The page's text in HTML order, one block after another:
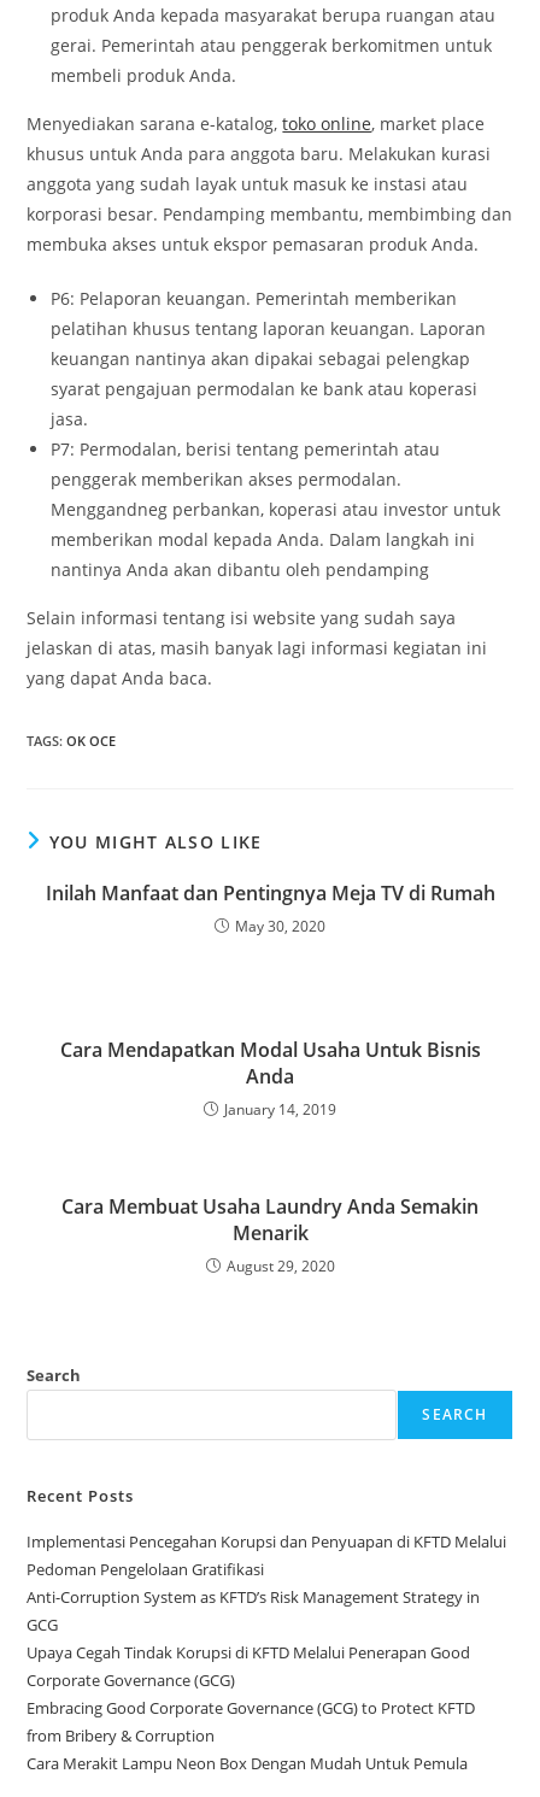
produk Anda kepada masyarakat berupa ruangan atau
gerai. Pemerintah atau penggerak berkomitmen untuk
membeli produk Anda.
Menyediakan sarana e-katalog,toko online, market place
khusus untuk Anda para anggota baru. Melakukan kurasi
anggota yang sudah layak untuk masuk ke instasi atau
korporasi besar. Pendamping membantu, membimbing dan
membuka akses untuk ekspor pemasaran produk Anda.
P6: Pelaporan keuangan. Pemerintah memberikan
pelatihan khusus tentang laporan keuangan. Laporan
keuangan nantinya akan dipakai sebagai pelengkap
syarat pengajuan permodalan ke bank atau koperasi
jasa.
P7: Permodalan, berisi tentang pemerintah atau
penggerak memberikan akses permodalan.
Menggandneg perbankan, koperasi atau investor untuk
memberikan modal kepada Anda. Dalam langkah ini
nantinya Anda akan dibantu oleh pendamping
Selain informasi tentang isi website yang sudah saya
jelaskan di atas, masih banyak lagi informasi kegiatan ini
yang dapat Anda baca.
TAGS:OK OCE
YOU MIGHT ALSO LIKE
Inilah Manfaat dan Pentingnya Meja TV di Rumah
May 30, 2020
Cara Mendapatkan Modal Usaha Untuk Bisnis
Anda
January 14, 2019
Cara Membuat Usaha Laundry Anda Semakin
Menarik
August 29, 2020
Search
SEARCH
Recent Posts
Implementasi Pencegahan Korupsi dan Penyuapan di KFTD Melalui
Pedoman Pengelolaan Gratifikasi
Anti-Corruption System as KFTD’s Risk Management Strategy in
GCG
Upaya Cegah Tindak Korupsi di KFTD Melalui Penerapan Good
Corporate Governance (GCG)
Embracing Good Corporate Governance (GCG) to Protect KFTD
from Bribery & Corruption
Cara Merakit Lampu Neon Box Dengan Mudah Untuk Pemula